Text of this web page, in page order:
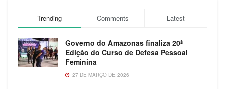
Trending Comments Latest
Governo do Amazonas finaliza 20ª
Edição do Curso de Defesa Pessoal
Feminina
27 DE MARÇO DE 2026